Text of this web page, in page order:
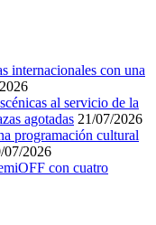
internacionales con una
al servicio de la
agotadas 21/07/2026
programación cultural
07/2026
con cuatro